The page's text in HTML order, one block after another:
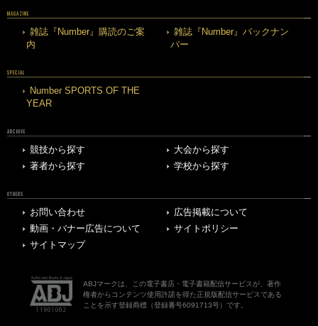
MAGAZINE
雑誌『Number』購読のご案
内
雑誌『Number』バックナン
バー
SPECIAL
Number SPORTS OF THE
YEAR
ARCHIVE
競技から探す
大会から探す
著者から探す
学校から探す
OTHERS
お問い合わせ
広告掲載について
動画・バナー広告について
サイトポリシー
サイトマップ
ABJマークは、この電子書店・電子書籍配信サービスが、著作
権者からコンテンツ使用許諾を得た正規版配信サービスである
ことを示す登録商標（登録番号6091713号）です。